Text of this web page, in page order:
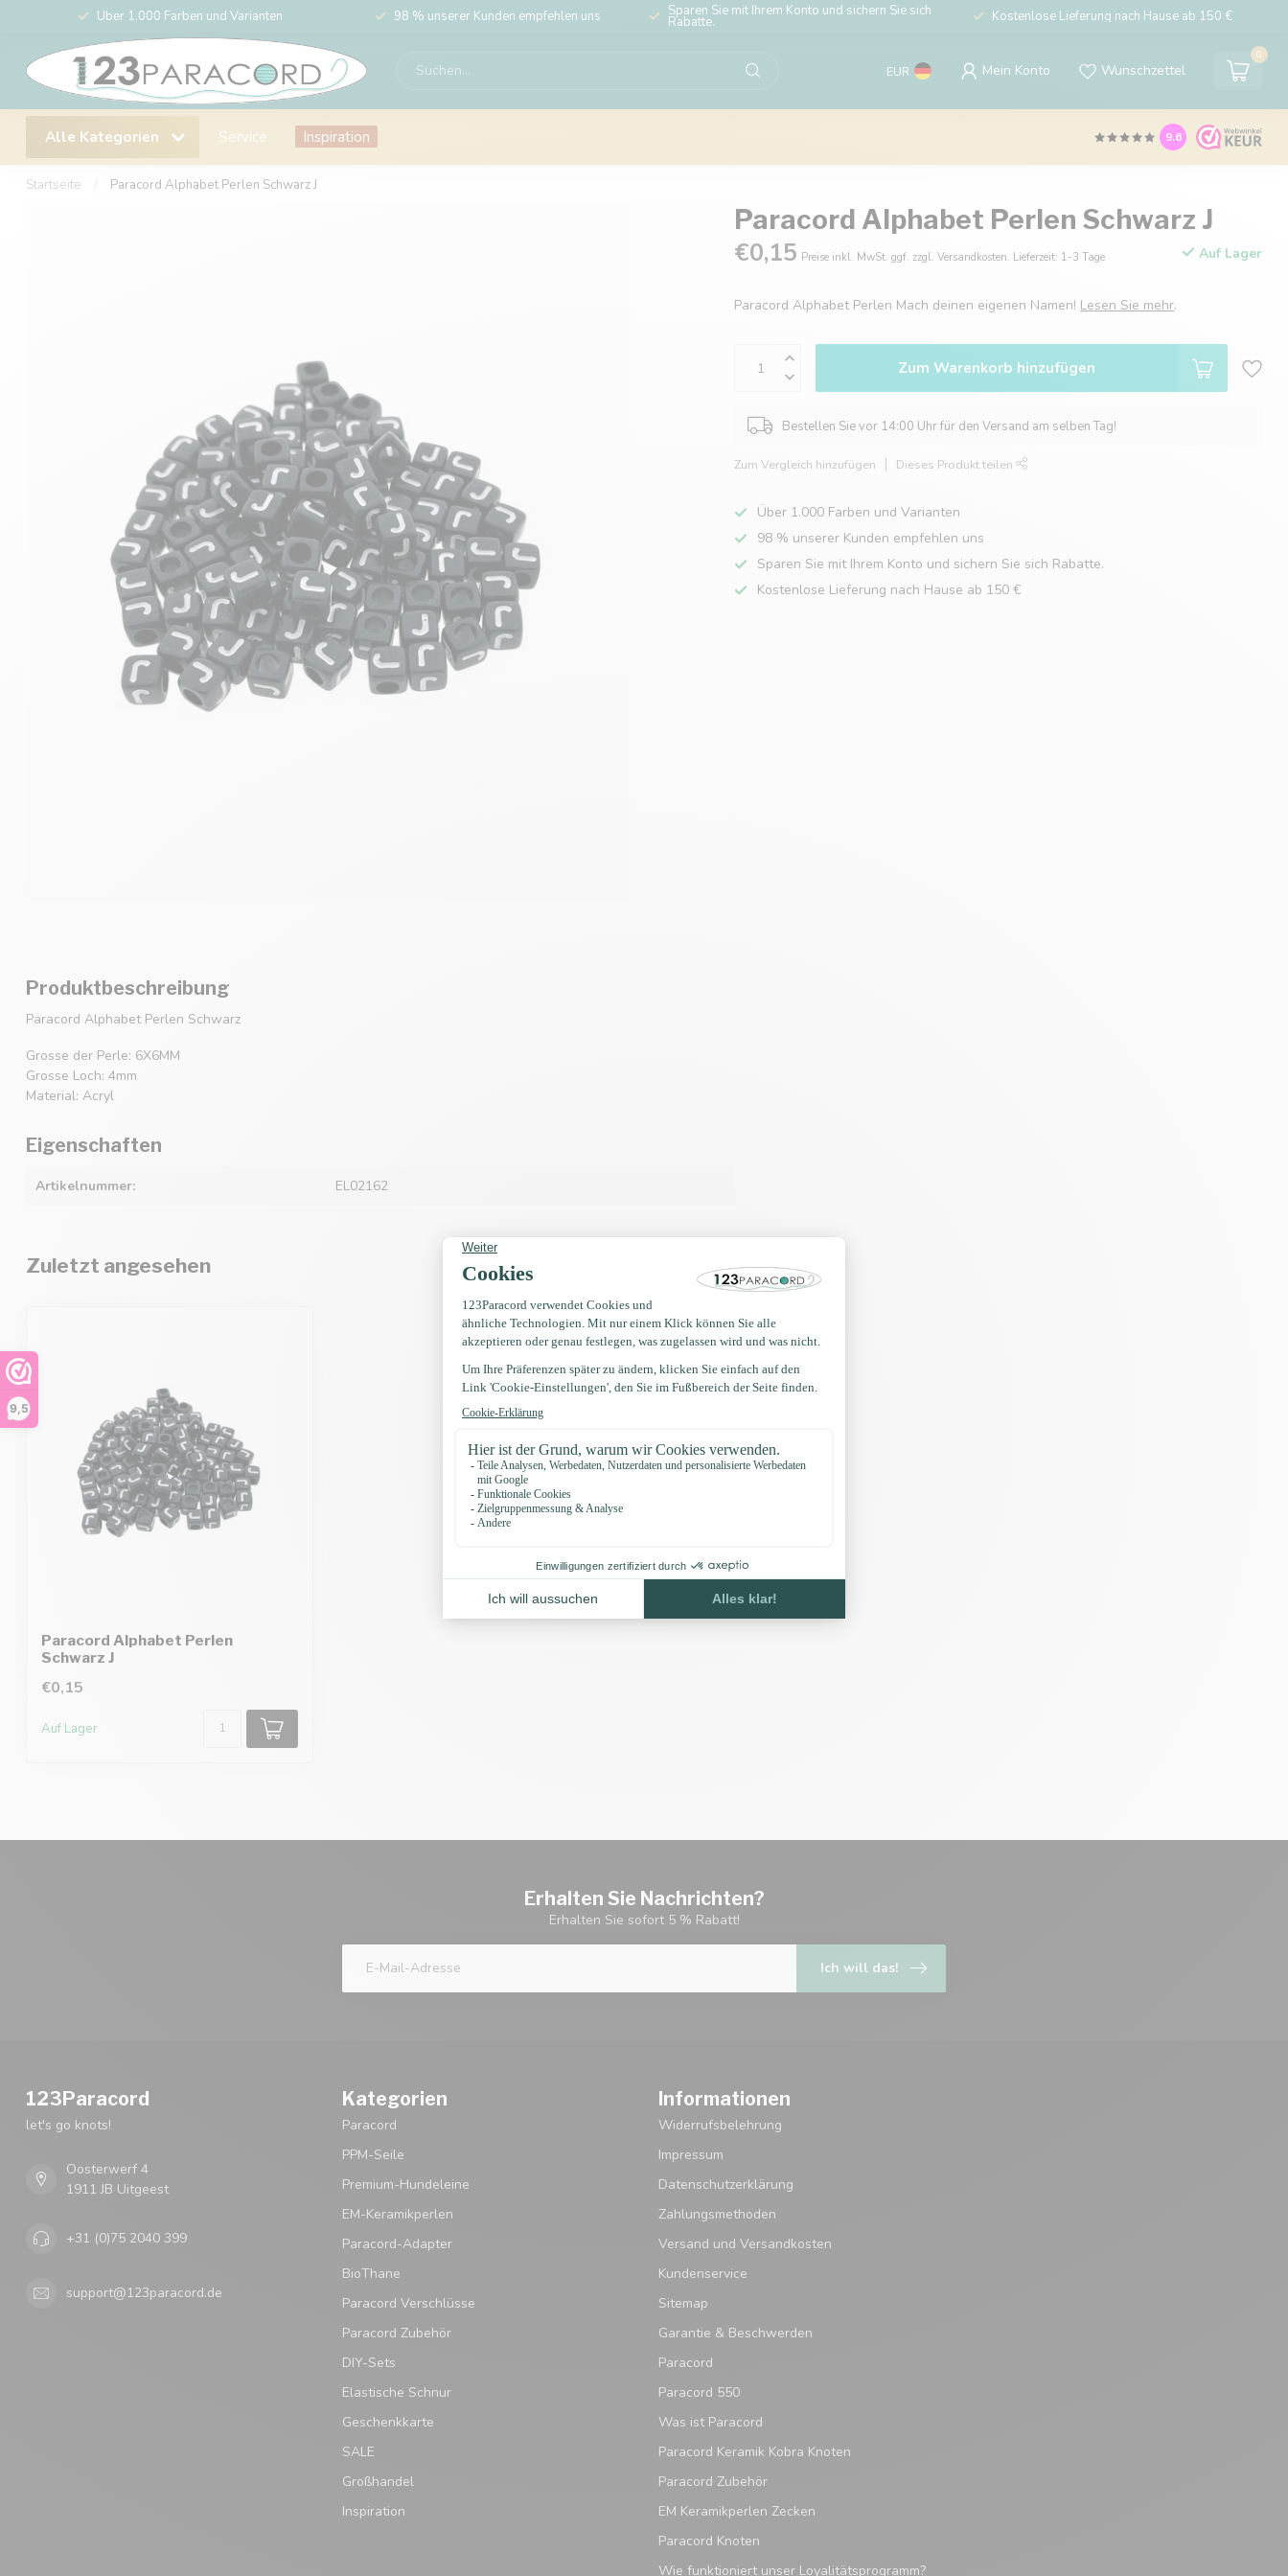
9,5
Über 1.000 Farben und Varianten 98 % unserer Kunden empfehlen uns Sparen Sie mit Ihrem Konto und sichern Sie sich
Rabatte. Kostenlose Lieferung nach Hause ab 150 €
EUR Mein Konto Wunschzettel
0
Alle Kategorien Service Inspiration 9.6
Startseite Paracord Alphabet Perlen Schwarz J
Paracord Alphabet Perlen Schwarz J
€0,15 Preise inkl. MwSt. ggf. zzgl. Versandkosten. Lieferzeit: 1-3 Tage Auf Lager
Paracord Alphabet Perlen Mach deinen eigenen Namen! Lesen Sie mehr.
Zum Warenkorb hinzufügen
Bestellen Sie vor 14:00 Uhr für den Versand am selben Tag!
Zum Vergleich hinzufügen Dieses Produkt teilen
Über 1.000 Farben und Varianten
98 % unserer Kunden empfehlen uns
Sparen Sie mit Ihrem Konto und sichern Sie sich Rabatte.
Kostenlose Lieferung nach Hause ab 150 €
Produktbeschreibung
Paracord Alphabet Perlen Schwarz
Grosse der Perle: 6X6MM
Grosse Loch: 4mm
Material: Acryl
Eigenschaften
Artikelnummer: EL02162
Zuletzt angesehen
Paracord Alphabet Perlen
Schwarz J
€0,15
Auf Lager
Erhalten Sie Nachrichten?
Erhalten Sie sofort 5 % Rabatt!
Ich will das!
123Paracord
let's go knots!
Oosterwerf 4
1911 JB Uitgeest
+31 (0)75 2040 399
support@123paracord.de
Kategorien
Paracord
PPM-Seile
Premium-Hundeleine
EM-Keramikperlen
Paracord-Adapter
BioThane
Paracord Verschlüsse
Paracord Zubehör
DIY-Sets
Elastische Schnur
Geschenkkarte
SALE
Großhandel
Inspiration
Informationen
Widerrufsbelehrung
Impressum
Datenschutzerklärung
Zahlungsmethoden
Versand und Versandkosten
Kundenservice
Sitemap
Garantie & Beschwerden
Paracord
Paracord 550
Was ist Paracord
Paracord Keramik Kobra Knoten
Paracord Zubehör
EM Keramikperlen Zecken
Paracord Knoten
Wie funktioniert unser Loyalitätsprogramm?